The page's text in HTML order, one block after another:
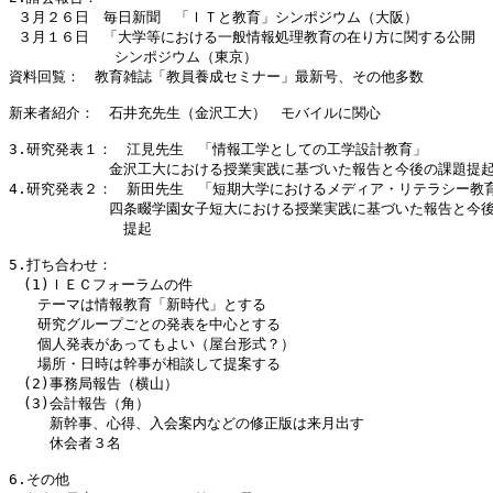
３月２６日　毎日新聞　「ＩＴと教育」シンポジウム（大阪）
３月１６日　「大学等における一般情報処理教育の在り方に関する公開
            シンポジウム（東京）
資料回覧：　教育雑誌「教員養成セミナー」最新号、その他多数
新来者紹介：　石井充先生（金沢工大）　モバイルに関心
3.研究発表１：　江見先生　「情報工学としての工学設計教育」
金沢工大における授業実践に基づいた報告と今後の課題提起
4.研究発表２：　新田先生　「短期大学におけるメディア・リテラシー教
四条畷学園女子短大における授業実践に基づいた報告と今後
             提起
5.打ち合わせ：
(1)ＩＥＣフォーラムの件
テーマは情報教育「新時代」とする
研究グループごとの発表を中心とする
個人発表があってもよい（屋台形式？）
場所・日時は幹事が相談して提案する
(2)事務局報告（横山）
(3)会計報告（角）
新幹事、心得、入会案内などの修正版は来月出す
休会者３名
6.その他